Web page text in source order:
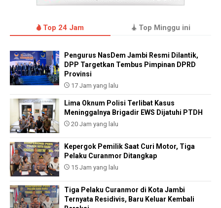
Top 24 Jam Top Minggu ini
Pengurus NasDem Jambi Resmi Dilantik,
DPP Targetkan Tembus Pimpinan DPRD
Provinsi
17 Jam yang lalu
Lima Oknum Polisi Terlibat Kasus
Meninggalnya Brigadir EWS Dijatuhi PTDH
20 Jam yang lalu
Kepergok Pemilik Saat Curi Motor, Tiga
Pelaku Curanmor Ditangkap
15 Jam yang lalu
Tiga Pelaku Curanmor di Kota Jambi
Ternyata Residivis, Baru Keluar Kembali